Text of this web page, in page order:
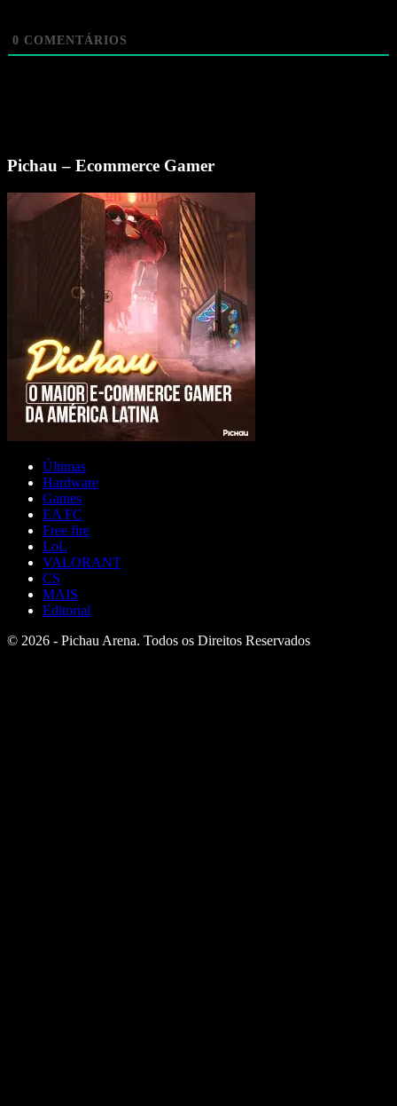
0 COMENTÁRIOS
Pichau – Ecommerce Gamer
Últimas
Hardware
Games
EA FC
Free fire
LoL
VALORANT
CS
MAIS
Editorial
© 2026 - Pichau Arena. Todos os Direitos Reservados